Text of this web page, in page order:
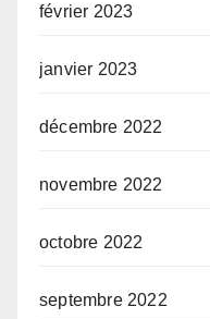
février 2023
janvier 2023
décembre 2022
novembre 2022
octobre 2022
septembre 2022